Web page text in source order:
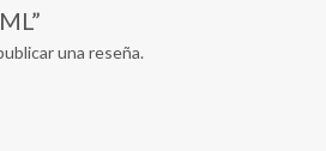
una reseña.